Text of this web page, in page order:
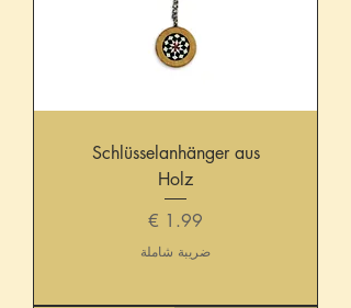
Schlüsselanhänger aus
Holz
السعر
ضريبة شاملة